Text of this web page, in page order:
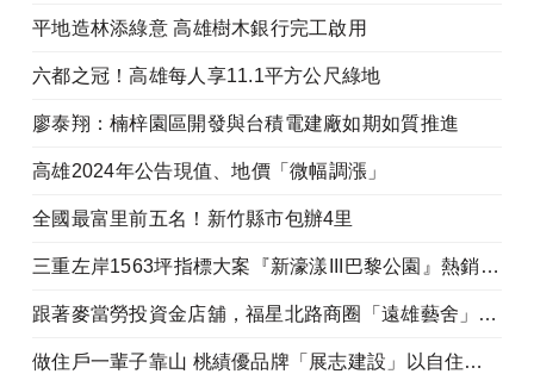
平地造林添綠意 高雄樹木銀行完工啟用
六都之冠！高雄每人享11.1平方公尺綠地
廖泰翔：楠梓園區開發與台積電建廠如期如質推進
高雄2024年公告現值、地價「微幅調漲」
全國最富里前五名！新竹縣市包辦4里
三重左岸1563坪指標大案『新濠漾III巴黎公園』熱銷開工
跟著麥當勞投資金店舖，福星北路商圈「遠雄藝舍」金店炙手可熱
做住戶一輩子靠山 桃績優品牌「展志建設」以自住心蓋房